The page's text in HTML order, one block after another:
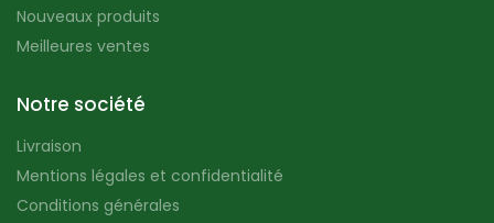
Nouveaux produits
Meilleures ventes
Notre société
Livraison
Mentions légales et confidentialité
Conditions générales